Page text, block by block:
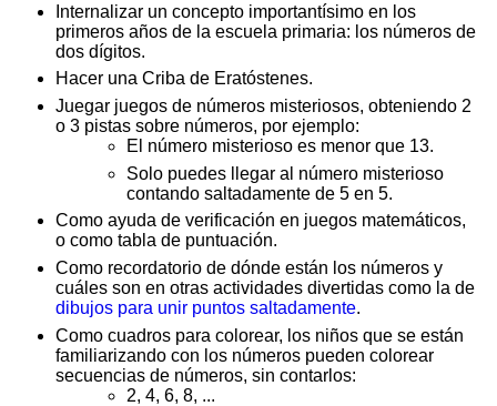
Internalizar un concepto importantísimo en los
primeros años de la escuela primaria: los números de
dos dígitos.
Hacer una Criba de Eratóstenes.
Juegar juegos de números misteriosos, obteniendo 2
o 3 pistas sobre números, por ejemplo:
El número misterioso es menor que 13.
Solo puedes llegar al número misterioso
contando saltadamente de 5 en 5.
Como ayuda de verificación en juegos matemáticos,
o como tabla de puntuación.
Como recordatorio de dónde están los números y
cuáles son en otras actividades divertidas como la de
dibujos para unir puntos saltadamente.
Como cuadros para colorear, los niños que se están
familiarizando con los números pueden colorear
secuencias de números, sin contarlos:
2, 4, 6, 8, ...